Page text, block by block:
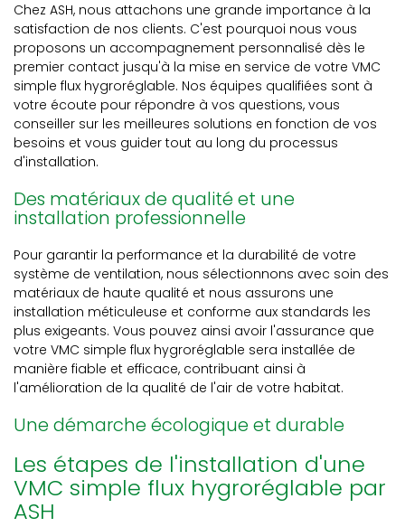
Chez ASH, nous attachons une grande importance à la
satisfaction de nos clients. C'est pourquoi nous vous
proposons un accompagnement personnalisé dès le
premier contact jusqu'à la mise en service de votre VMC
simple flux hygroréglable. Nos équipes qualifiées sont à
votre écoute pour répondre à vos questions, vous
conseiller sur les meilleures solutions en fonction de vos
besoins et vous guider tout au long du processus
d'installation.
Des matériaux de qualité et une
installation professionnelle
Pour garantir la performance et la durabilité de votre
système de ventilation, nous sélectionnons avec soin des
matériaux de haute qualité et nous assurons une
installation méticuleuse et conforme aux standards les
plus exigeants. Vous pouvez ainsi avoir l'assurance que
votre VMC simple flux hygroréglable sera installée de
manière fiable et efficace, contribuant ainsi à
l'amélioration de la qualité de l'air de votre habitat.
Une démarche écologique et durable
Les étapes de l'installation d'une
VMC simple flux hygroréglable par
ASH